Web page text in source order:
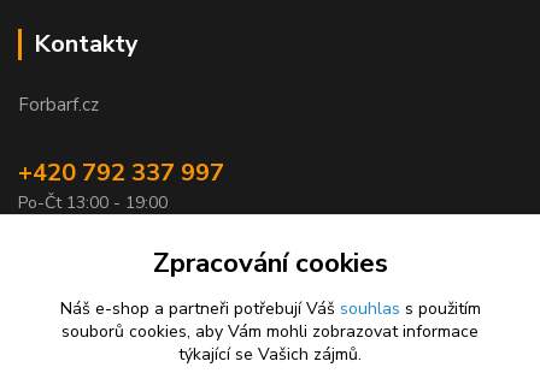
Kontakty
Forbarf.cz
+420 792 337 997
Po-Čt 13:00 - 19:00
objednavky@forbarf.czZpracování cookies
Náš e-shop a partneři potřebují Váš souhlas s použitím
souborů cookies, aby Vám mohli zobrazovat informace
týkající se Vašich zájmů.